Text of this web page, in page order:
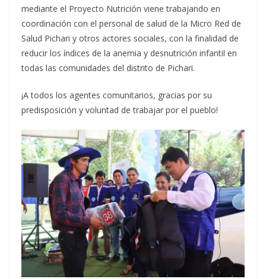
mediante el Proyecto Nutrición viene trabajando en
coordinación con el personal de salud de la Micro Red de
Salud Pichari y otros actores sociales, con la finalidad de
reducir los índices de la anemia y desnutrición infantil en
todas las comunidades del distrito de Pichari.
¡A todos los agentes comunitarios, gracias por su
predisposición y voluntad de trabajar por el pueblo!